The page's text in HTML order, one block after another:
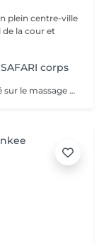
de la cour et
corps
Baobab & Cacao: Exfoliation -Massage Basé sur le massage Hilotra de Madagascar, il combine des techniques ancestrales africaines et asiatiques pour générer une sensation de connexion avec la nature et un équilibre corporel. AFRICAN BLISS : Massage SWEET Maternity: Basé sur la technique du drainage lymphatique, ce rituel combine des mouvements ascendants et des mouvements enveloppants qui favorisent une sensation de légèreté et de confort immédiate dans les jambes Light Legs : Basé sur la technique du drainage lymphatique, ce rituel combine des mouvements ascendants et des mouvements enveloppants qui favorisent une sensation de légèreté et de confort immédiate dans les jambes